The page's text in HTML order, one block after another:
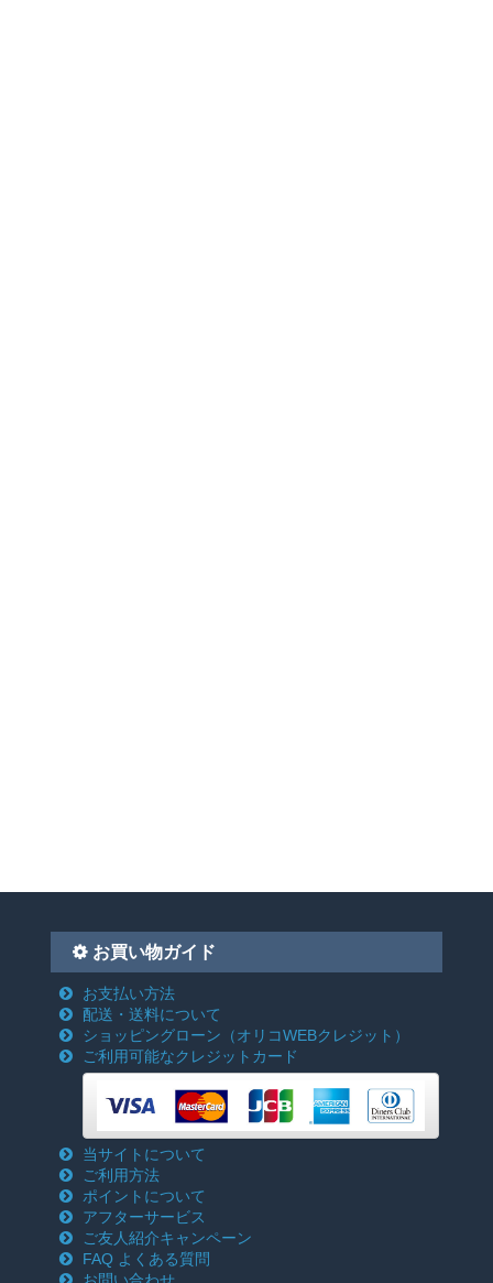
お買い物ガイド
お支払い方法
配送・送料について
ショッピングローン （オリコWEBクレジット）
ご利用可能なクレジットカード
当サイトについて
ご利用方法
ポイントについて
アフターサービス
ご友人紹介キャンペーン
FAQ よくある質問